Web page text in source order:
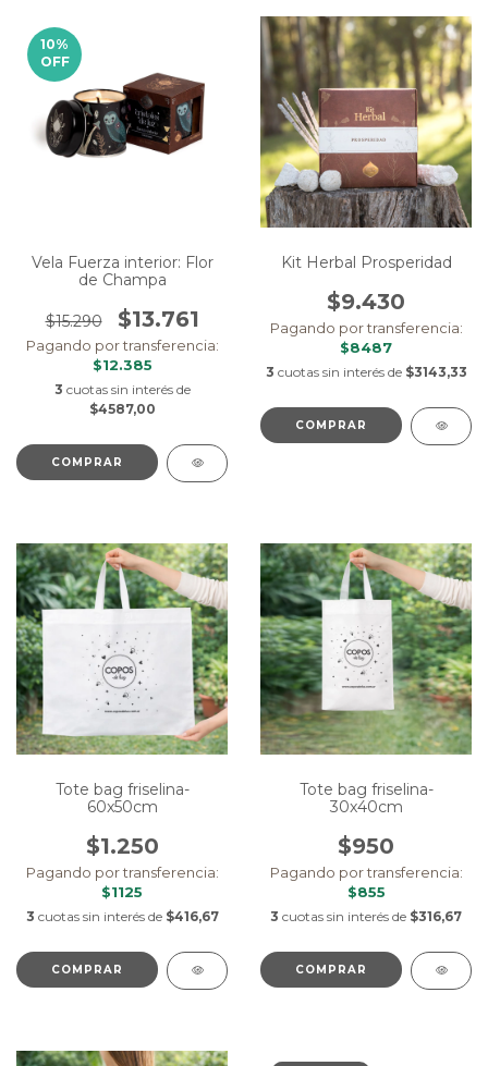
10%
OFF
Vela Fuerza interior: Flor
de Champa
$15.290 $13.761
Pagando por transferencia:
$12.385
3 cuotas sin interés de
$4587,00
Kit Herbal Prosperidad
$9.430
Pagando por transferencia:
$8487
3 cuotas sin interés de $3143,33
Tote bag friselina-
60x50cm
$1.250
Pagando por transferencia:
$1125
3 cuotas sin interés de $416,67
Tote bag friselina-
30x40cm
$950
Pagando por transferencia:
$855
3 cuotas sin interés de $316,67